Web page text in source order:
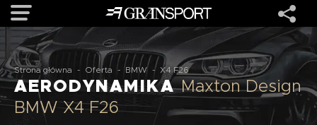
OFERTA
MARKI
Strona główna - Oferta - BMW - X4 F26
AERODYNAMIKAMaxton Design
BMW X4 F26